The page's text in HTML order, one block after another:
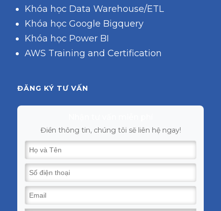
Khóa học Data Warehouse/ETL
Khóa học Google Bigquery
Khóa học Power BI
AWS Training and Certification
ĐĂNG KÝ TƯ VẤN
Điền thông tin, chúng tôi sẽ liên hệ ngay!